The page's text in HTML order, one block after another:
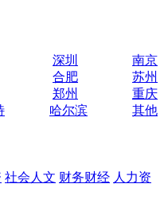
深圳
南京
合肥
苏州
郑州
重庆
哈尔滨
其他
社会人文 财务财经 人力资